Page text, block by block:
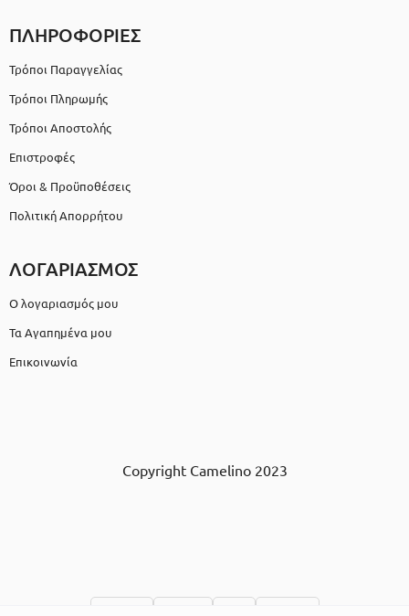
ΠΛΗΡΟΦΟΡΙΕΣ
Τρόποι Παραγγελίας
Τρόποι Πληρωμής
Τρόποι Αποστολής
Επιστροφές
Όροι & Προϋποθέσεις
Πολιτική Απορρήτου
ΛΟΓΑΡΙΑΣΜΟΣ
Ο λογαριασμός μου
Τα Αγαπημένα μου
Επικοινωνία
Copyright Camelino 2023